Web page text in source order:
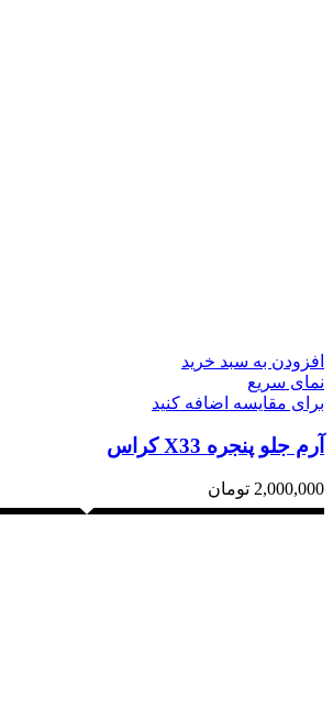
افزودن به سبد خرید
نمای سریع
برای مقایسه اضافه کنید
آرم جلو پنجره X33 کراس
2,000,000 تومان